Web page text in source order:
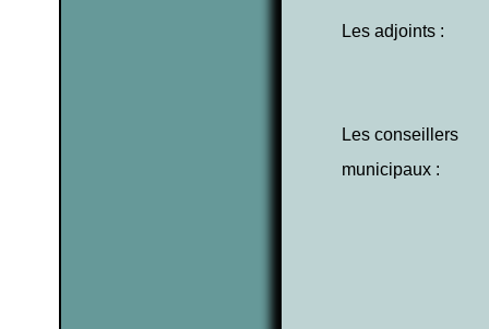
Les adjoints :
Les conseillers
municipaux :